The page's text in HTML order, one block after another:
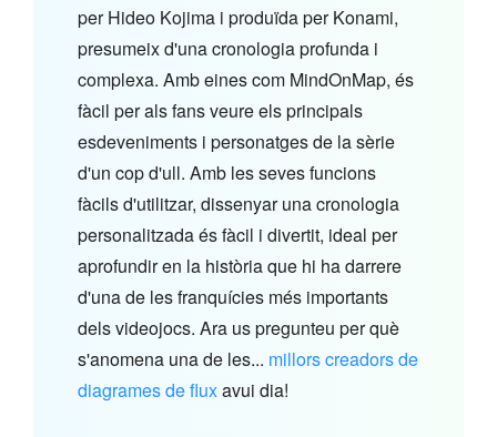
per Hideo Kojima i produïda per Konami,
presumeix d'una cronologia profunda i
complexa. Amb eines com MindOnMap, és
fàcil per als fans veure els principals
esdeveniments i personatges de la sèrie
d'un cop d'ull. Amb les seves funcions
fàcils d'utilitzar, dissenyar una cronologia
personalitzada és fàcil i divertit, ideal per
aprofundir en la història que hi ha darrere
d'una de les franquícies més importants
dels videojocs. Ara us pregunteu per què
s'anomena una de les... millors creadors de
diagrames de fluxavui dia!